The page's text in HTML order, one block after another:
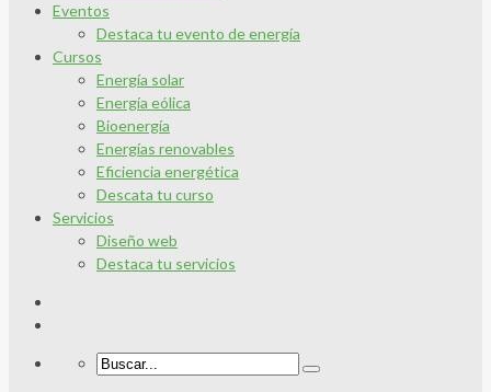
Eventos
Destaca tu evento de energía
Cursos
Energía solar
Energía eólica
Bioenergía
Energías renovables
Eficiencia energética
Descata tu curso
Servicios
Diseño web
Destaca tu servicios